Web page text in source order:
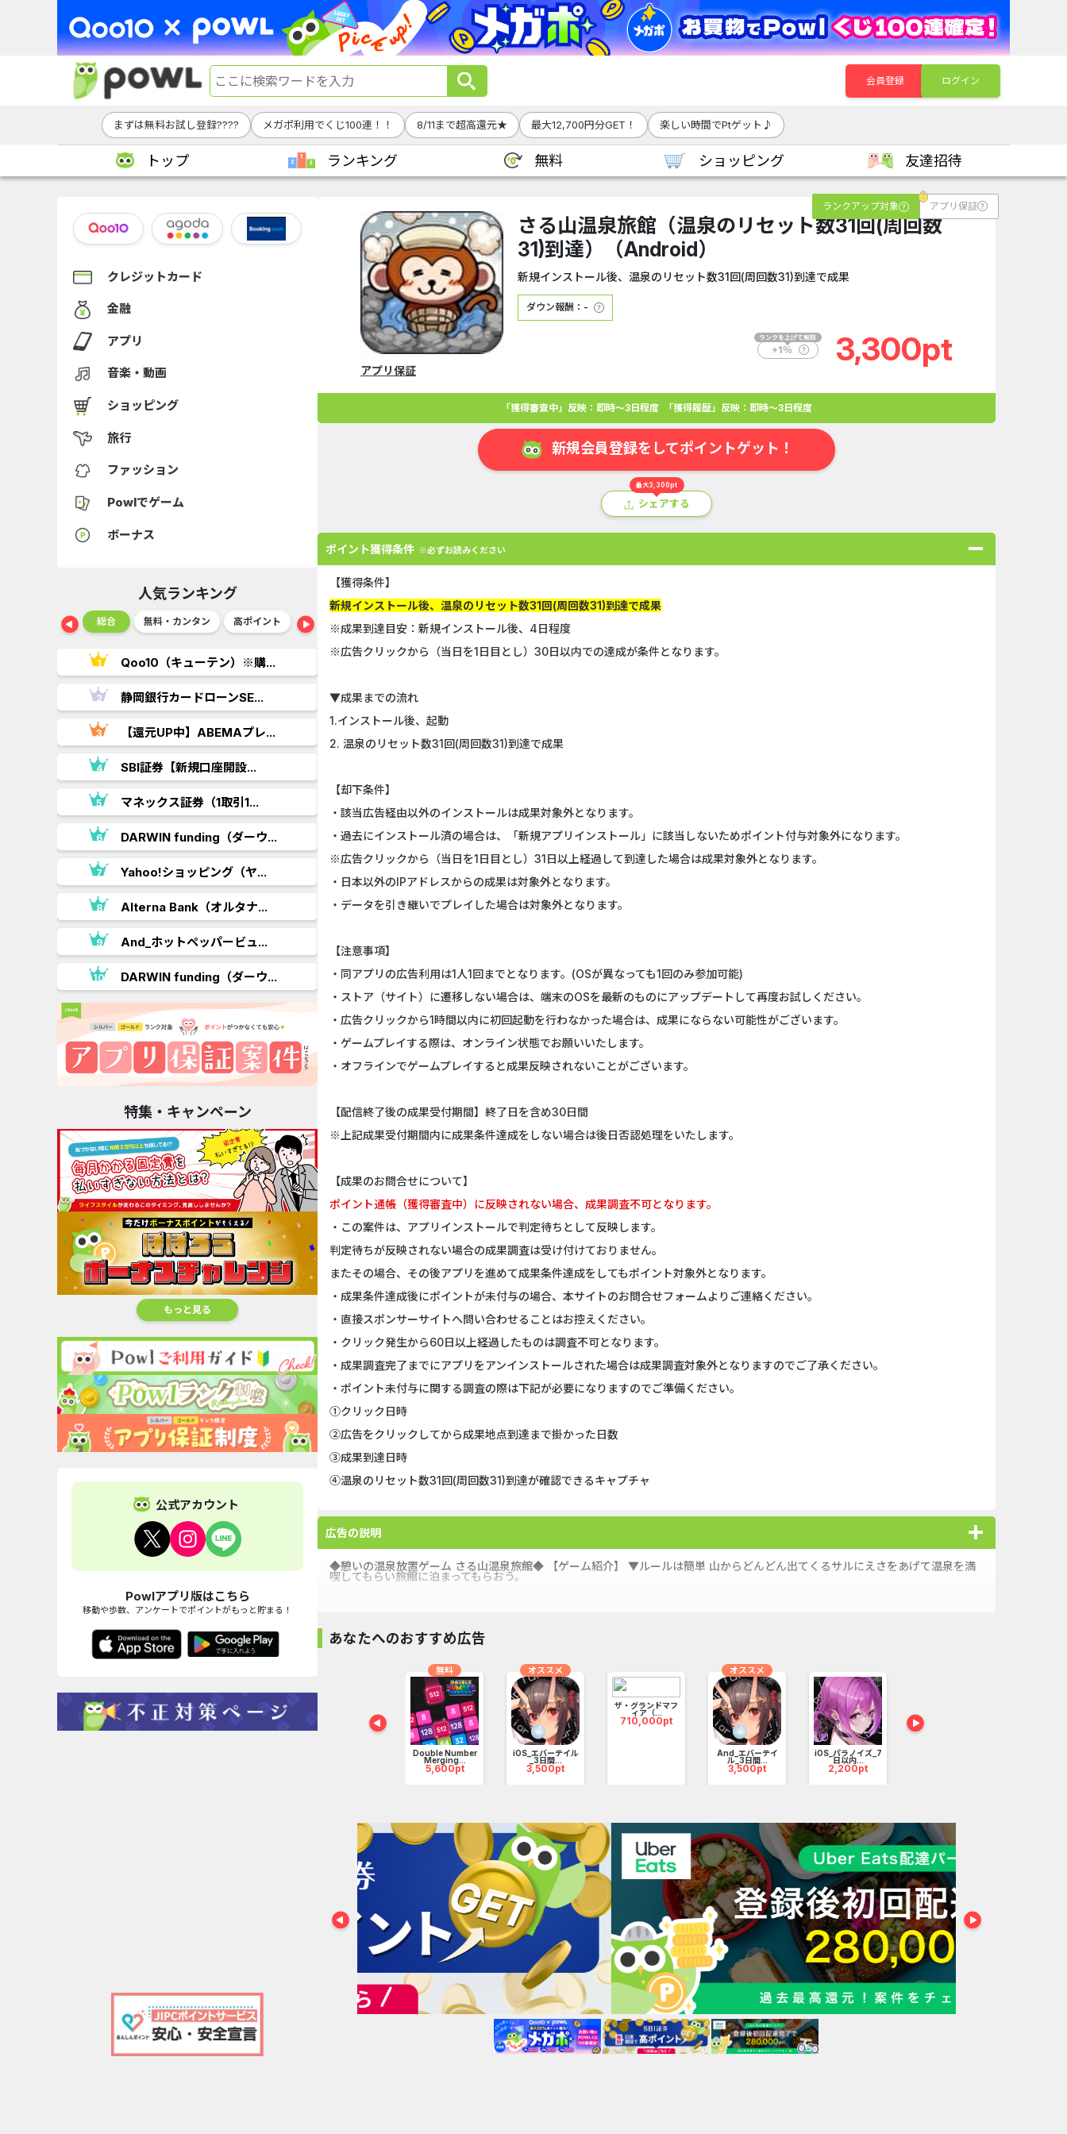
会員登録 ログイン
まずは無料お試し登録???? メガポ利用でくじ100連！！ 8/11まで超高還元★ 最大12,700円分GET！ 楽しい時間でPtゲット♪
トップ ランキング 無料 ショッピング 友達招待
クレジットカード
金融
アプリ
音楽・動画
ショッピング
旅行
ファッション
Powlでゲーム
ボーナス
人気ランキング
ショッピング 総合 無料・カンタン 高ポイント ゲーム アプリ クレジットカード 金融 生活
Qoo10（キューテン）※購...
静岡銀行カードローンSE...
【還元UP中】ABEMAプレ...
SBI証券【新規口座開設...
マネックス証券（1取引1...
DARWIN funding（ダーウ...
Yahoo!ショッピング（ヤ...
Alterna Bank（オルタナ...
And_ホットペッパービュ...
DARWIN funding（ダーウ...
Double Number Merging...
GFS無料特別講座
Nielsen（ニールセン）...
ホットペッパーグルメ［...
Wood Block Jam（レベル...
ウォーターカラーソート...
Alterna Bank（オルタナ...
JCB ORIGINAL SERIES（J...
特集・キャンペーン
もっと見る
公式アカウント
Powlアプリ版はこちら
移動や歩数、アンケートでポイントがもっと貯まる！
ランクアップ対象 アプリ保証
さる山温泉旅館（温泉のリセット数31回(周回数
31)到達）（Android）
新規インストール後、温泉のリセット数31回(周回数31)到達で成果
ダウン報酬：-
3,300pt
アプリ保証
「獲得審査中」反映：即時～3日程度 「獲得履歴」反映：即時～3日程度
新規会員登録をしてポイントゲット！
最大3,300pt
シェアする
ポイント獲得条件 ※必ずお読みください
【獲得条件】
新規インストール後、温泉のリセット数31回(周回数31)到達で成果
※成果到達目安：新規インストール後、4日程度
※広告クリックから（当日を1日目とし）30日以内での達成が条件となります。
▼成果までの流れ
1.インストール後、起動
2. 温泉のリセット数31回(周回数31)到達で成果
【却下条件】
・該当広告経由以外のインストールは成果対象外となります。
・過去にインストール済の場合は、「新規アプリインストール」に該当しないためポイント付与対象外になります。
※広告クリックから（当日を1日目とし）31日以上経過して到達した場合は成果対象外となります。
・日本以外のIPアドレスからの成果は対象外となります。
・データを引き継いでプレイした場合は対象外となります。
【注意事項】
・同アプリの広告利用は1人1回までとなります。(OSが異なっても1回のみ参加可能)
・ストア（サイト）に遷移しない場合は、端末のOSを最新のものにアップデートして再度お試しください。
・広告クリックから1時間以内に初回起動を行わなかった場合は、成果にならない可能性がございます。
・ゲームプレイする際は、オンライン状態でお願いいたします。
・オフラインでゲームプレイすると成果反映されないことがございます。
【配信終了後の成果受付期間】終了日を含め30日間
※上記成果受付期間内に成果条件達成をしない場合は後日否認処理をいたします。
【成果のお問合せについて】
ポイント通帳（獲得審査中）に反映されない場合、成果調査不可となります。
・この案件は、アプリインストールで判定待ちとして反映します。
判定待ちが反映されない場合の成果調査は受け付けておりません。
またその場合、その後アプリを進めて成果条件達成をしてもポイント対象外となります。
・成果条件達成後にポイントが未付与の場合、本サイトのお問合せフォームよりご連絡ください。
・直接スポンサーサイトへ問い合わせることはお控えください。
・クリック発生から60日以上経過したものは調査不可となります。
・成果調査完了までにアプリをアンインストールされた場合は成果調査対象外となりますのでご了承ください。
・ポイント未付与に関する調査の際は下記が必要になりますのでご準備ください。
①クリック日時
②広告をクリックしてから成果地点到達まで掛かった日数
③成果到達日時
④温泉のリセット数31回(周回数31)到達が確認できるキャプチャ
広告の説明
◆憩いの温泉放置ゲーム さる山温泉旅館◆ 【ゲーム紹介】 ▼ルールは簡単 山からどんどん出てくるサルにえさをあげて温泉を満
喫してもらい旅館に泊まってもらおう。
あなたへのおすすめ広告
Double Number
Merging...
5,600pt
無料
iOS_エバーテイル
_3日間...
3,500pt
オススメ
ザ・グランドマフ
ィア（...
710,000pt
And_エバーテイ
ル_3日間...
3,500pt
オススメ
iOS_パラノイズ_7
日以内...
2,200pt
165,000pt